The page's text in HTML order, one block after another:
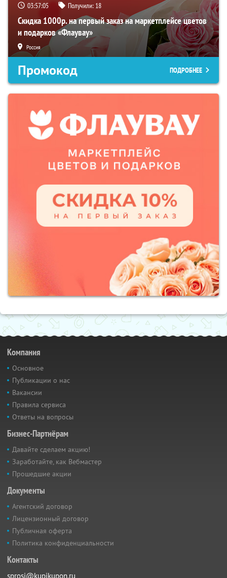
03:57:04 Получили: 18
Скидка 1000р. на первый заказ на маркетплейсе цветов
и подарков «Флаувау»
Россия
Промокод ПОДРОБНЕЕ
Компания
Основное
Публикации о нас
Вакансии
Правила сервиса
Ответы на вопросы
Бизнес-Партнёрам
Давайте сделаем акцию!
Заработайте, как Вебмастер
Прошедшие акции
Документы
Агентский договор
Лицензионный договор
Публичная оферта
Политика конфиденциальности
Контакты
sprosi@kupikupon.ru